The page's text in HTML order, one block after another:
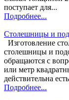
поступает для...
Подробнее...
Столешницы и
Изготовление
столешницы и
обращаются с
или метр
действительна
Подробнее...